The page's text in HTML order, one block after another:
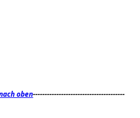
oben---------------------------------------